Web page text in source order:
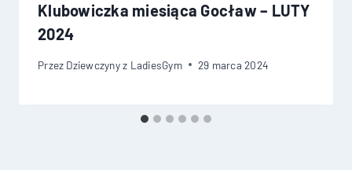
Klubowiczka miesiąca Gocław – LUTY
2024
Przez Dziewczyny z LadiesGym 29 marca 2024